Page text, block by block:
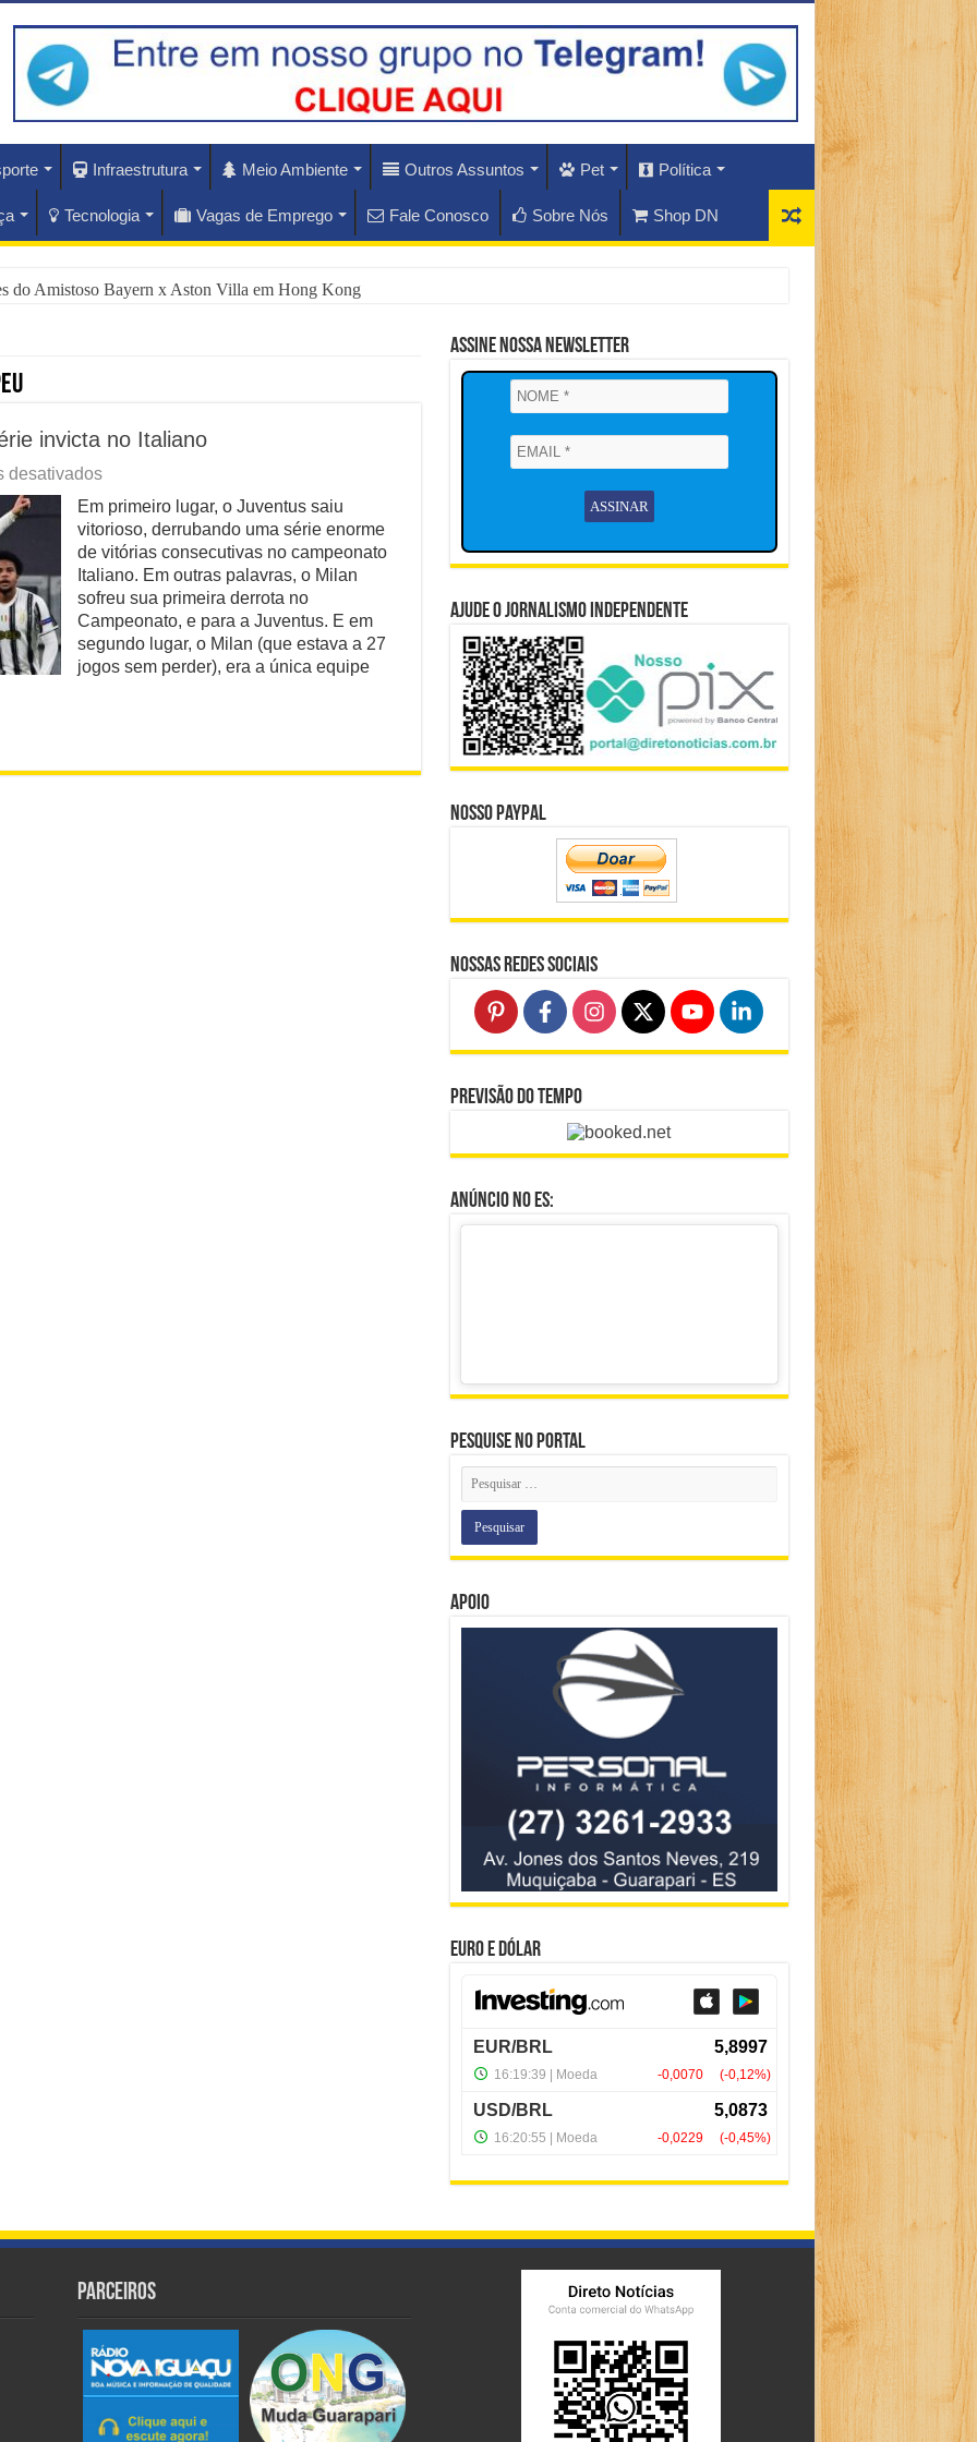
Infraestrutura Meio Ambiente Outros Assuntos Pet Política
Tecnologia Vagas de Emprego Fale Conosco Sobre Nós Shop DN
do Amistoso Bayern x Aston Villa em Hong Kong
do Escândalo de R$ 308 Mi em MT?
Diplomática Que Lula e Trump Aprofundam
Hoje as Apostas do Mercado Financeiro
Investigado: O Que Mudou na Operação INSS
Dividem Empresários na Reforma Tributária
Política do Republicanos Rumo a 2026
Trabalhadores à Morte em Obra Proibida no ES?
Distante, Camp David Agora no Centro do Poder
invicta no Italiano
desativadosem
vitorioso
derruba
série
invicta
no
Italiano
Em primeiro lugar, o Juventus saiu
vitorioso, derrubando uma série enorme
de vitórias consecutivas no campeonato
Italiano. Em outras palavras, o Milan
sofreu sua primeira derrota no
Campeonato, e para a Juventus. E em
segundo lugar, o Milan (que estava a 27
jogos sem perder), era a única equipe
Assine Nossa Newsletter
Ajude o Jornalismo Independente
Nosso Paypal
Nossas Redes Sociais
Previsão do Tempo
Anúncio no ES:
Pesquise no portal
Apoio
Euro e Dólar
Parceiros